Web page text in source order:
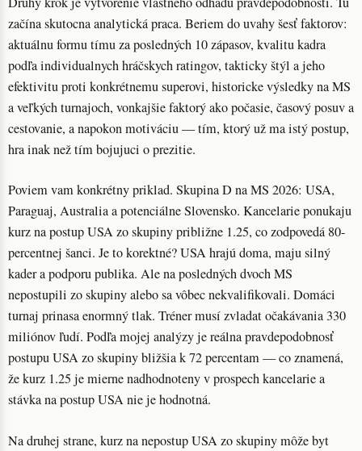
začína skutocna analytická praca. Beriem do uvahy šesť faktorov:
aktuálnu formu tímu za posledných 10 zápasov, kvalitu kadra
podľa individualnych hráčskych ratingov, takticky štýl a jeho
efektivitu proti konkrétnemu superovi, historicke výsledky na MS
a veľkých turnajoch, vonkajšie faktorý ako počasie, časový posuv a
cestovanie, a napokon motiváciu — tím, ktorý už ma istý postup,
hra inak než tím bojujuci o prezitie.
Poviem vam konkrétny priklad. Skupina D na MS 2026: USA,
Paraguaj, Australia a potenciálne Slovensko. Kancelarie ponukaju
kurz na postup USA zo skupiny približne 1.25, co zodpovedá 80-
percentnej šanci. Je to korektné? USA hrajú doma, maju silný
kader a podporu publika. Ale na posledných dvoch MS
nepostupili zo skupiny alebo sa vôbec nekvalifikovali. Domáci
turnaj prinasa enormný tlak. Tréner musí zvladat očakávania 330
miliónov ľudí. Podľa mojej analýzy je reálna pravdepodobnosť
postupu USA zo skupiny bližšia k 72 percentam — co znamená,
že kurz 1.25 je mierne nadhodnoteny v prospech kancelarie a
stávka na postup USA nie je hodnotná.
Na druhej strane, kurz na nepostup USA zo skupiny môže byt